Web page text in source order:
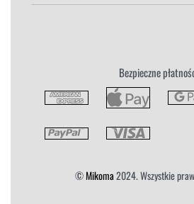
Płatność i Dostawa
Bezpieczne
©Mikoma2024. Wszystkie